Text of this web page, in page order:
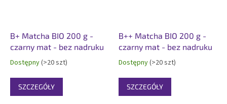
B+ Matcha BIO 200 g -
czarny mat - bez nadruku
Dostępny(>20 szt)
SZCZEGÓŁY
B++ Matcha BIO 200 g -
czarny mat - bez nadruku
Dostępny(>20 szt)
SZCZEGÓŁY